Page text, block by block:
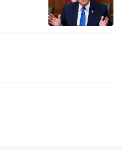
部门密切合作，连续9
态空间强化监督工作，